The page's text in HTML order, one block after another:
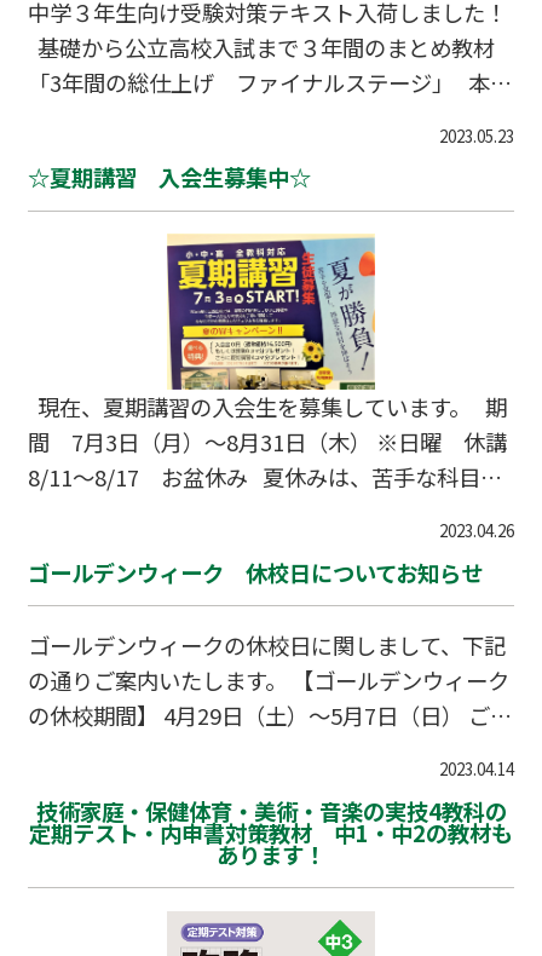
中学３年生向け受験対策テキスト入荷しました！
基礎から公立高校入試まで３年間のまとめ教材
「3年間の総仕上げ ファイナルステージ」 本書
効率よく学習することができます。 ・近年の高校
入試問題の傾向を研究し、厳選した問題を掲載し
ています。 テキストのご注文、お問い合わせは0
52-784-6181までご連絡ください。 夏期講習生
も引き続き募集中です！ ぜひ、ご検討ください。
2023.05.23
☆夏期講習 入会生募集中☆
間 7月3日（月）～8月31日（木） ※日曜 休講
8/11～8/17 お盆休み 夏休みは、苦手な科目や
は、苦手な単元を見つけ出し、できるまで反復練
習を行います。 小中高 全教科の授業が可能で
業料など詳細は、052-784-6181までお問合せくだ
さい。
2023.04.26
ゴールデンウィーク 休校日についてお知らせ
ゴールデンウィークの休校日に関しまして、下記
の通りご案内いたします。 【ゴールデンウィーク
の休校期間】 4月29日（土）～5月7日（日） ご了
2023.04.14
技術家庭・保健体育・美術・音楽の実技4教科の
定期テスト・内申書対策教材 中1・中2の教材も
あります！